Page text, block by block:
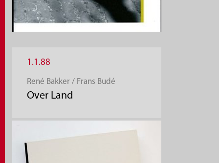
1.1.88
René Bakker / Frans Budé
Over Land